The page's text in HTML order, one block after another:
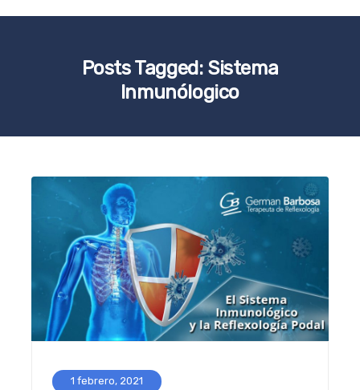
Posts Tagged: Sistema
Inmunólogico
1 febrero, 2021